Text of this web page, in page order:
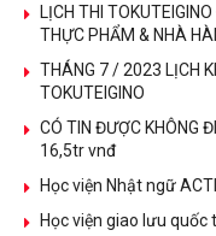
LỊCH THI
THỰC PHẨM & NHÀ
THÁNG 7 / 2023 LỊCH
TOKUTEIGINO
CÓ TIN ĐƯỢC KHÔNG
16,5tr vnđ
Học viện Nhật ngữ
Học viện giao lưu quốc